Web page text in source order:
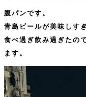
腹パンです。
青島ビールが美味しすぎ
食べ過ぎ飲み過ぎたの
ます。